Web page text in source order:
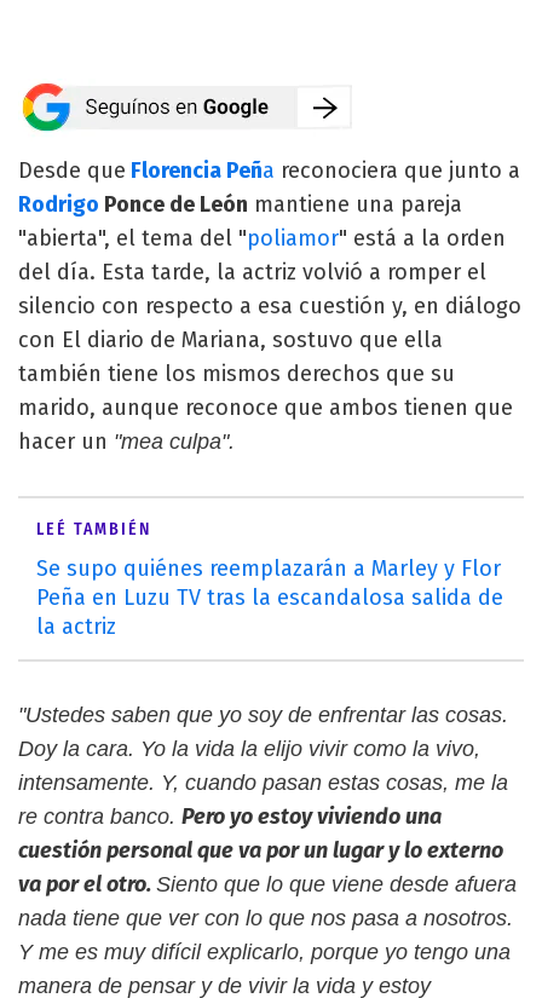
Desde que Florencia Peña reconociera que junto a
Rodrigo Ponce de León mantiene una pareja
"abierta", el tema del "poliamor" está a la orden
del día. Esta tarde, la actriz volvió a romper el
silencio con respecto a esa cuestión y, en diálogo
con El diario de Mariana, sostuvo que ella
también tiene los mismos derechos que su
marido, aunque reconoce que ambos tienen que
hacer un "mea culpa".
LEÉ TAMBIÉN
Se supo quiénes reemplazarán a Marley y Flor
Peña en Luzu TV tras la escandalosa salida de
la actriz
"Ustedes saben que yo soy de enfrentar las cosas.
Doy la cara. Yo la vida la elijo vivir como la vivo,
intensamente. Y, cuando pasan estas cosas, me la
re contra banco. Pero yo estoy viviendo una
cuestión personal que va por un lugar y lo externo
va por el otro. Siento que lo que viene desde afuera
nada tiene que ver con lo que nos pasa a nosotros.
Y me es muy difícil explicarlo, porque yo tengo una
manera de pensar y de vivir la vida y estoy